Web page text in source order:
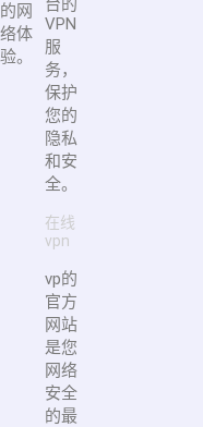
的网
络体
验。
台的
VPN
服
务，
保护
您的
隐私
和安
全。
在线
vpn
vp的
官方
网站
是您
网络
安全
的最